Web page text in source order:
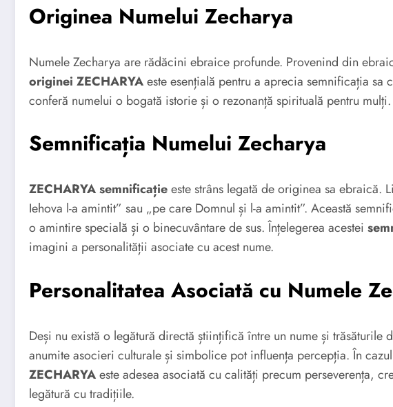
Originea Numelui Zecharya
originei ZECHARYAeste esențială pentru a aprecia semnificația
conferă numelui o bogată istorie și o rezonanță spirituală pentru mulți.
Semnificația Numelui Zecharya
ZECHARYA semnificațieeste strâns legată de originea sa ebraică.
Iehova l-a amintit” sau „pe care Domnul și l-a amintit”. Această
o amintire specială și o binecuvântare de sus. Înțelegerea acestei
imagini a personalității asociate cu acest nume.
Personalitatea Asociată cu Numele
Deși nu există o legătură directă științifică între un nume și trăsăturile
anumite asocieri culturale și simbolice pot influența percepția. În
ZECHARYAeste adesea asociată cu calități precum perseverența,
legătură cu tradițiile.